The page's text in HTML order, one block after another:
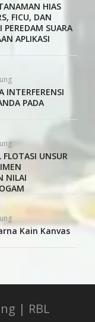
HIAS
FICU, DAN
PEREDAM SUARA
APLIKASI
INTERFERENSI
PADA
UNSUR
NILAI
Kain Kanvas
| RBL